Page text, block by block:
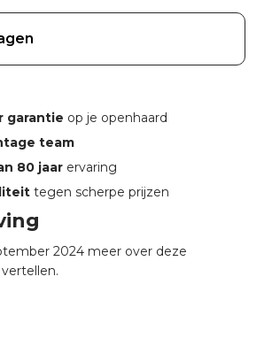
garantie op je openhaard
team
80 jaar ervaring
tegen scherpe prijzen
2024 meer over deze